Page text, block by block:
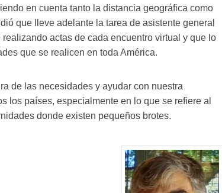
en cuenta tanto la distancia geográfica como
que lleve adelante la tarea de asistente general
actas de cada encuentro virtual y que lo
que se realicen en toda América.
de las necesidades y ayudar con nuestra
los países, especialmente en lo que se refiere al
donde existen pequeños brotes.